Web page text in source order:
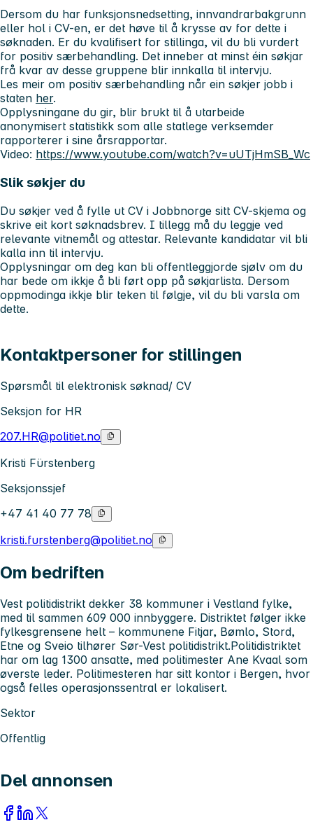
Dersom du har funksjonsnedsetting, innvandrarbakgrunn
eller hol i CV-en, er det høve til å krysse av for dette i
søknaden. Er du kvalifisert for stillinga, vil du bli vurdert
for positiv særbehandling. Det inneber at minst éin søkjar
frå kvar av desse gruppene blir innkalla til intervju.
Les meir om positiv særbehandling når ein søkjer jobb i
staten her.
Opplysningane du gir, blir brukt til å utarbeide
anonymisert statistikk som alle statlege verksemder
rapporterer i sine årsrapportar.
Video: https://www.youtube.com/watch?v=uUTjHmSB_Wc
Slik søkjer du
Du søkjer ved å fylle ut CV i Jobbnorge sitt CV-skjema og
skrive eit kort søknadsbrev. I tillegg må du leggje ved
relevante vitnemål og attestar. Relevante kandidatar vil bli
kalla inn til intervju.
Opplysningar om deg kan bli offentleggjorde sjølv om du
har bede om ikkje å bli ført opp på søkjarlista. Dersom
oppmodinga ikkje blir teken til følgje, vil du bli varsla om
dette.
Kontaktpersoner for stillingen
Spørsmål til elektronisk søknad/ CV
Seksjon for HR
207.HR@politiet.no
Kristi Fürstenberg
Seksjonssjef
+47 41 40 77 78
kristi.furstenberg@politiet.no
Om bedriften
Vest politidistrikt dekker 38 kommuner i Vestland fylke,
med til sammen 609 000 innbyggere. Distriktet følger ikke
fylkesgrensene helt – kommunene Fitjar, Bømlo, Stord,
Etne og Sveio tilhører Sør-Vest politidistrikt.Politidistriktet
har om lag 1300 ansatte, med politimester Ane Kvaal som
øverste leder. Politimesteren har sitt kontor i Bergen, hvor
også felles operasjonssentral er lokalisert.
Sektor
Offentlig
Del annonsen